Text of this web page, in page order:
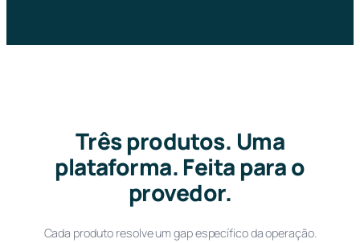
Três produtos. Uma
plataforma. Feita para o
provedor.
Cada produto resolve um gap específico da operação.